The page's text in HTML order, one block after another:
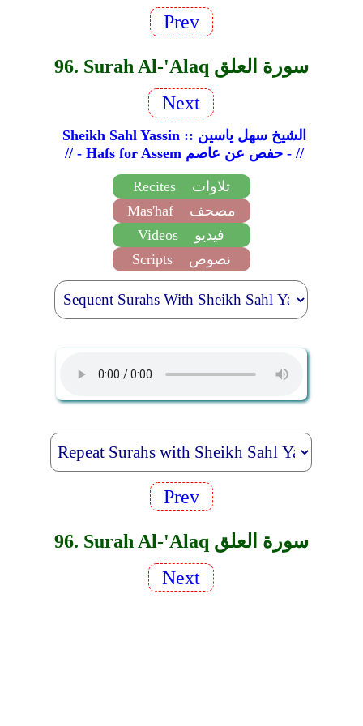
Prev
96. Surah Al-'Alaq سورة العلق
Next
Sheikh Sahl Yassin :: الشيخ سهل ياسين
// - Hafs for Assem حفص عن عاصم - //
Recites
تلاوات
Mas'haf
مصحف
Videos
فيديو
Scripts
نصوص
Prev
96. Surah Al-'Alaq سورة العلق
Next